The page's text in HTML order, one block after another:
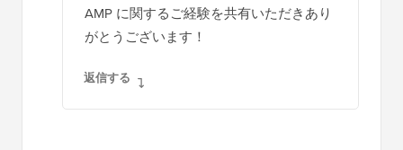
AMP に関するご経験を共有いただきあり
がとうございます！
返信する